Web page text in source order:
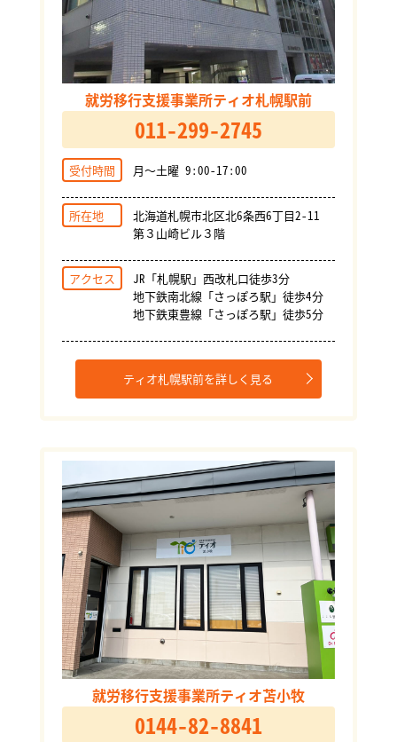
就労移行支援事業所ティオ札幌駅前
011-299-2745
受付時間 月～土曜 9:00-17:00
所在地
北海道札幌市北区北6条西6丁目2-11
第３山崎ビル３階
アクセス
JR「札幌駅」西改札口徒歩3分
地下鉄南北線「さっぽろ駅」徒歩4分
地下鉄東豊線「さっぽろ駅」徒歩5分
ティオ札幌駅前を詳しく見る
就労移行支援事業所ティオ苫小牧
0144-82-8841